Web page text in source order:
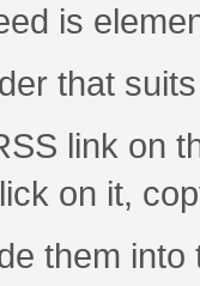
is
that
link on
on it,
them